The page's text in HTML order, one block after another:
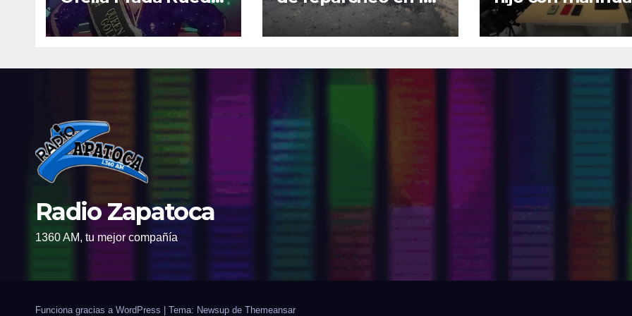
fue elegida Reina
Nacional – Queen of
categoría Gold
vía Zapatoca–Girón
gracias al apoyo
y base de coca
barrio La
Radio Zapatoca
1360 AM, tu mejor compañía
Funciona gracias a WordPress Tema: Newsup de Themeansar